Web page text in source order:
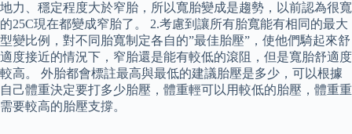
地力、穩定程度大於窄胎，所以寬胎變成是趨勢，以前認為很寬
的25C現在都變成窄胎了。 2.考慮到讓所有胎寬能有相同的最大
型變比例，對不同胎寬制定各自的”最佳胎壓”，使他們騎起來舒
適度接近的情況下，窄胎還是能有較低的滾阻，但是寬胎舒適度
較高。 外胎都會標註最高與最低的建議胎壓是多少，可以根據
自己體重決定要打多少胎壓，體重輕可以用較低的胎壓，體重重
需要較高的胎壓支撐。